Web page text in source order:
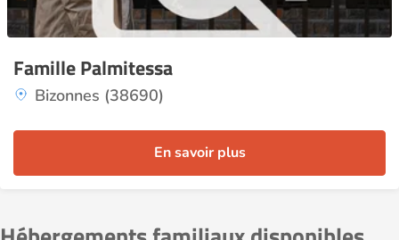
Famille Palmitessa
Bizonnes (38690)
En savoir plus